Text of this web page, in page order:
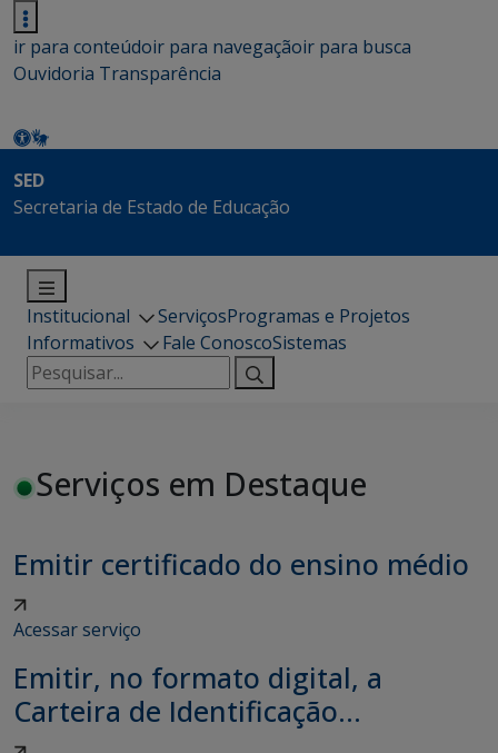
ir para conteúdoir para navegaçãoir para busca
Ouvidoria Transparência
SED
Secretaria de Estado de Educação
Institucional ServiçosProgramas e Projetos
Informativos
Fale ConoscoSistemas
Pesquisar
por:
Serviços em Destaque
Emitir certificado do ensino médio
Acessar serviço
Emitir, no formato digital, a
Carteira de Identificação...